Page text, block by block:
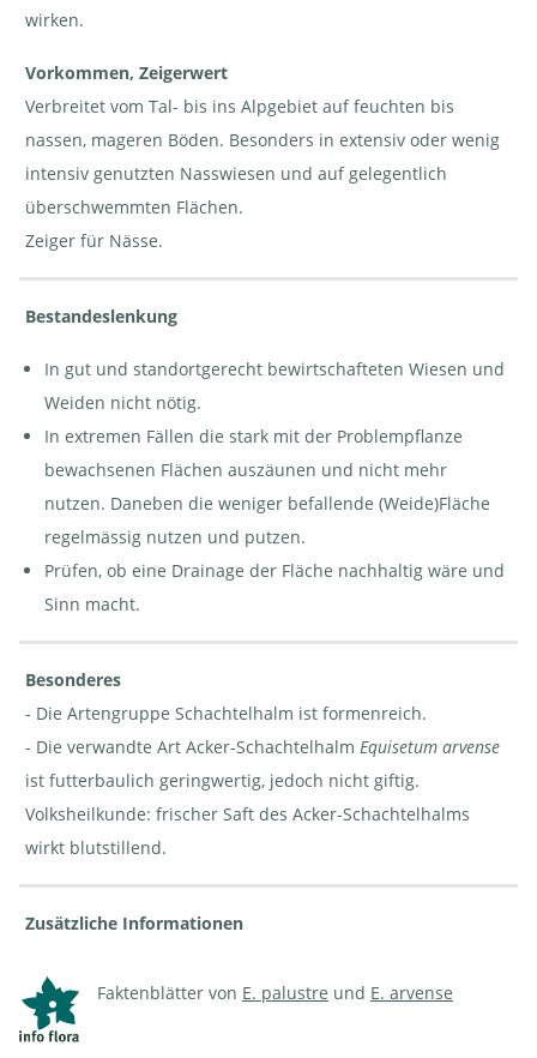
wirken.
Vorkommen, Zeigerwert
Verbreitet vom Tal- bis ins Alpgebiet auf feuchten bis
nassen, mageren Böden. Besonders in extensiv oder wenig
intensiv genutzten Nasswiesen und auf gelegentlich
überschwemmten Flächen.
Zeiger für Nässe.
Bestandeslenkung
In gut und standortgerecht bewirtschafteten Wiesen und
Weiden nicht nötig.
In extremen Fällen die stark mit der Problempflanze
bewachsenen Flächen auszäunen und nicht mehr
nutzen. Daneben die weniger befallende (Weide)Fläche
regelmässig nutzen und putzen.
Prüfen, ob eine Drainage der Fläche nachhaltig wäre und
Sinn macht.
Besonderes
- Die Artengruppe Schachtelhalm ist formenreich.
- Die verwandte Art Acker-Schachtelhalm Equisetum arvense
ist futterbaulich geringwertig, jedoch nicht giftig.
Volksheilkunde: frischer Saft des Acker-Schachtelhalms
wirkt blutstillend.
Zusätzliche Informationen
Faktenblätter von E. palustre und E. arvense